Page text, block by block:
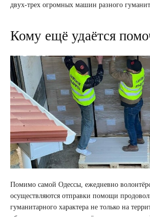
двух-трех огромных машин разного
Кому ещё удаётся
Помимо самой Одессы, ежедневно
осуществляются отправки помощи
гуманитарного характера не только на